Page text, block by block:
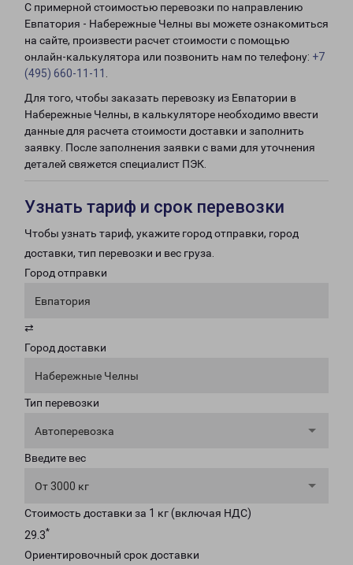
С примерной стоимостью перевозки по направлению
Евпатория - Набережные Челны вы можете ознакомиться
на сайте, произвести расчет стоимости с помощью
онлайн-калькулятора или позвонить нам по телефону: +7
(495) 660-11-11
Для того, чтобы заказать перевозку из Евпатории в
Набережные Челны, в калькуляторе необходимо ввести
данные для расчета стоимости доставки и заполнить
заявку. После заполнения заявки с вами для уточнения
деталей свяжется специалист ПЭК.
Узнать тариф и срок перевозки
Чтобы узнать тариф, укажите город отправки, город
доставки, тип перевозки и вес груза.
Город отправки
Евпатория
⇄
Город доставки
Набережные Челны
Тип перевозки
Автоперевозка
Введите вес
От 3000 кг
Стоимость доставки за 1 кг (включая НДС)
29.3*
Ориентировочный срок доставки